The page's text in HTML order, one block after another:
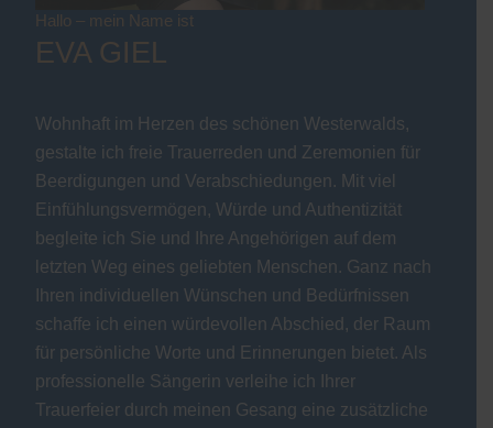
Hallo – mein Name ist
EVA GIEL
Wohnhaft im Herzen des schönen Westerwalds,
gestalte ich freie Trauerreden und Zeremonien für
Beerdigungen und Verabschiedungen. Mit viel
Einfühlungsvermögen, Würde und Authentizität
begleite ich Sie und Ihre Angehörigen auf dem
letzten Weg eines geliebten Menschen. Ganz nach
Ihren individuellen Wünschen und Bedürfnissen
schaffe ich einen würdevollen Abschied, der Raum
für persönliche Worte und Erinnerungen bietet. Als
professionelle Sängerin verleihe ich Ihrer
Trauerfeier durch meinen Gesang eine zusätzliche